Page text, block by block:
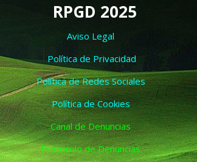
RPGD 2025
Aviso Legal
Política de Privacidad
Política de Redes Sociales
Política de Cookies
Canal de Denuncias
Protocolo de Denuncias